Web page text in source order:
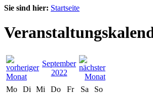
Sie sind hier: Startseite
September
2022
Mo
Di Mi Do Fr Sa
So